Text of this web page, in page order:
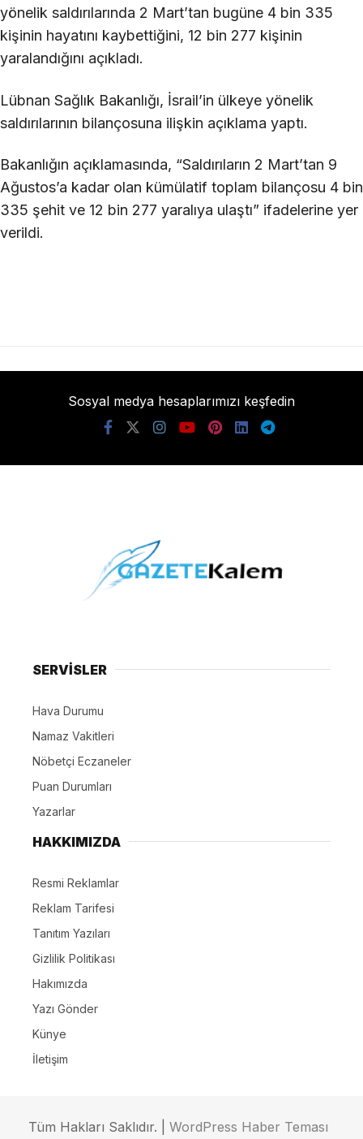
yönelik saldırılarında 2 Mart’tan bugüne 4 bin 335
kişinin hayatını kaybettiğini, 12 bin 277 kişinin
yaralandığını açıkladı.
Lübnan Sağlık Bakanlığı, İsrail’in ülkeye yönelik
saldırılarının bilançosuna ilişkin açıklama yaptı.
Bakanlığın açıklamasında, “Saldırıların 2 Mart’tan 9
Ağustos’a kadar olan kümülatif toplam bilançosu 4 bin
335 şehit ve 12 bin 277 yaralıya ulaştı” ifadelerine yer
verildi.
Sosyal medya hesaplarımızı keşfedin
SERVİSLER
Hava Durumu
Namaz Vakitleri
Nöbetçi Eczaneler
Puan Durumları
Yazarlar
HAKKIMIZDA
Resmi Reklamlar
Reklam Tarifesi
Tanıtım Yazıları
Gizlilik Politikası
Hakımızda
Yazı Gönder
Künye
İletişim
Tüm Hakları Saklıdır. | WordPress Haber Teması